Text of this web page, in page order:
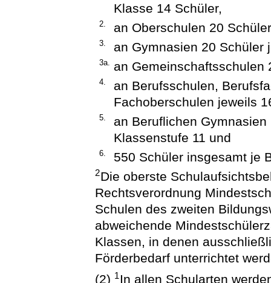
Klasse 14 Schüler,
2. an Oberschulen 20
3. an Gymnasien 20 Schüler
3a. an Gemeinschaftsschulen
4.
an Berufsschulen,
Fachoberschulen jeweils
5.
an Beruflichen
Klassenstufe 11 und
6. 550 Schüler insgesamt je
2Die oberste
Rechtsverordnung
Schulen des zweiten
abweichende
Klassen, in denen
Förderbedarf unterrichtet
(2) 1In allen Schularten